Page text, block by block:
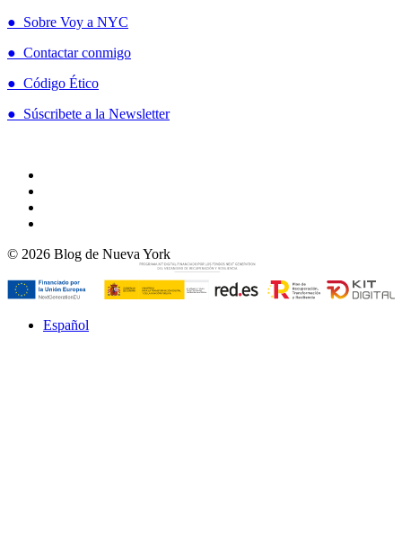
● Sobre Voy a NYC
● Contactar conmigo
● Código Ético
● Súscribete a la Newsletter
© 2026 Blog de Nueva York
Español